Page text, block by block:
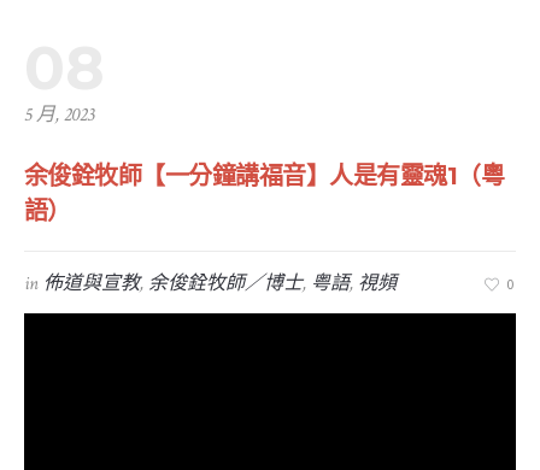
5 月, 2023
余俊銓牧師【一分鐘講福音】人是有靈魂1（粵
語）
in 佈道與宣教, 余俊銓牧師／博士, 粤語, 視頻 0